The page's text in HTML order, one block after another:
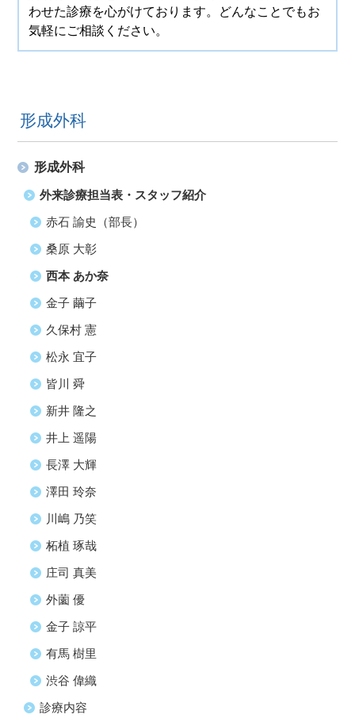
わせた診療を心がけております。 どんなことでもお
気軽にご相談ください。
形成外科
形成外科
外来診療担当表・スタッフ紹介
赤石 諭史（部長）
桑原 大彰
西本 あか奈
金子 繭子
久保村 憲
松永 宜子
皆川 舜
新井 隆之
井上 遥陽
長澤 大輝
澤田 玲奈
川嶋 乃笑
柘植 琢哉
庄司 真美
外薗 優
金子 諒平
有馬 樹里
渋谷 偉織
診療内容